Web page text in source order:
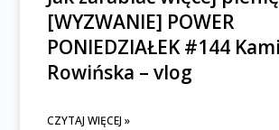
[WYZWANIE] POWER
PONIEDZIAŁEK #144
Rowińska – vlog
CZYTAJ WIĘCEJ »